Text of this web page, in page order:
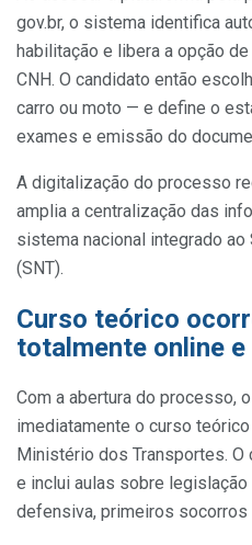
gov.br, o sistema identifica
habilitação e libera a opção
CNH. O candidato então
carro ou moto — e define o
exames e emissão do
A digitalização do processo
amplia a centralização das
sistema nacional integrado
(SNT).
Curso teórico
totalmente online
Com a abertura do processo,
imediatamente o curso
Ministério dos Transportes.
e inclui aulas sobre
defensiva, primeiros socorros